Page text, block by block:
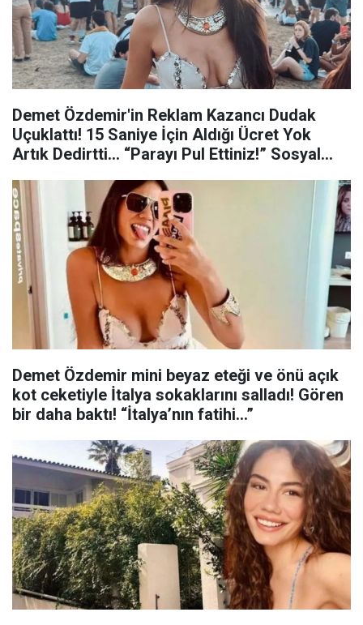
Demet Özdemir'in Reklam Kazancı Dudak
Uçuklattı! 15 Saniye İçin Aldığı Ücret Yok
Artık Dedirtti... “Parayı Pul Ettiniz!” Sosyal
sosyal medyadan ayrı kazanıyor! Güncel
reklam tarifesi du
Demet Özdemir mini beyaz eteği ve önü açık
kot ceketiyle İtalya sokaklarını salladı! Gören
bir daha baktı! “İtalya’nın fatihi…”